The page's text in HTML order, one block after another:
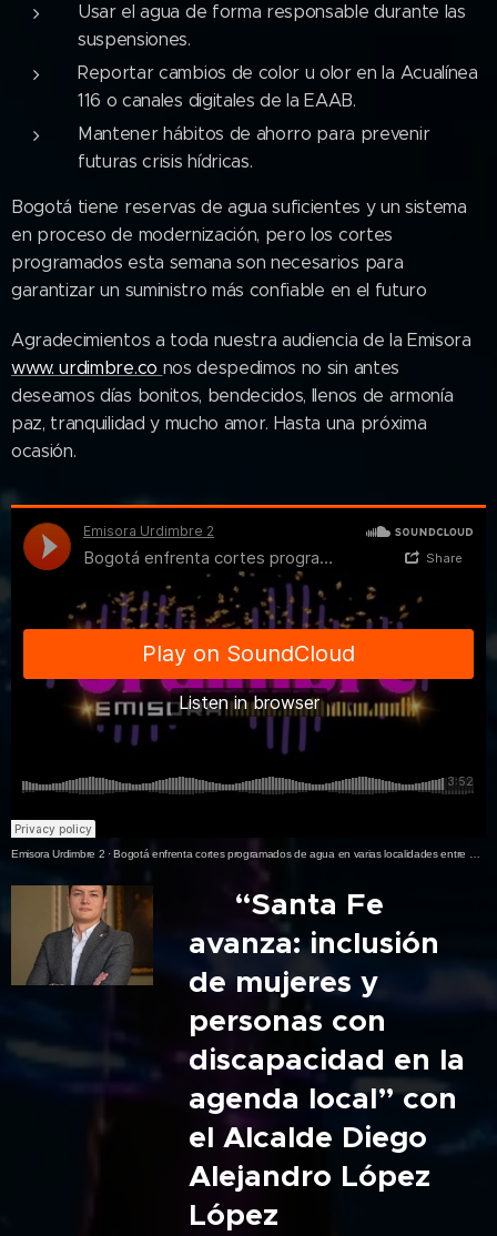
Usar el agua de forma responsable durante las
suspensiones.
Reportar cambios de color u olor en la Acualínea
116 o canales digitales de la EAAB.
Mantener hábitos de ahorro para prevenir
futuras crisis hídricas.
Bogotá tiene reservas de agua suficientes y un sistema
en proceso de modernización, pero los cortes
programados esta semana son necesarios para
garantizar un suministro más confiable en el futuro
Agradecimientos a toda nuestra audiencia de la Emisora
www. urdimbre.co nos despedimos no sin antes
deseamos días bonitos, bendecidos, llenos de armonía
paz, tranquilidad y mucho amor. Hasta una próxima
ocasión.
Emisora Urdimbre 2 ·Bogotá enfrenta cortes programados de agua en varias localidades entre el 4 y el 8 de mayo de 2026.
🎙️ “Santa Fe
avanza: inclusión
de mujeres y
personas con
discapacidad en la
agenda local” con
el Alcalde Diego
Alejandro López
López